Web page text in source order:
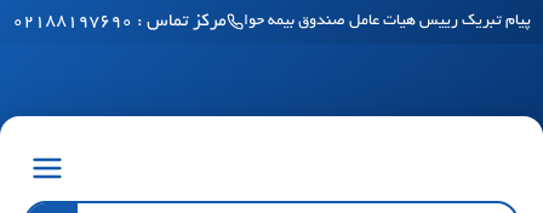
پیام تبریک رییس هیات عامل صندوق بیمه حوادث طبیعی ساختمان به مناسبت فرا
مرکز تماس : ۰۲۱۸۸۱۹۷۶۹۰